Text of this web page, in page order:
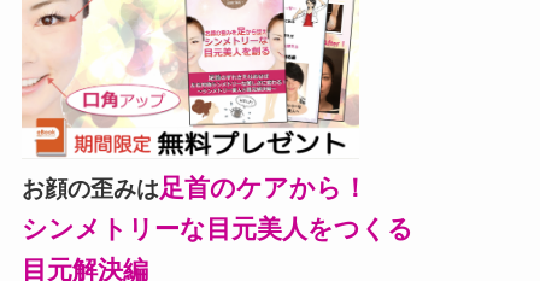
お顔の歪みは足首のケアから！
シンメトリーな目元美人をつくる
目元解決編